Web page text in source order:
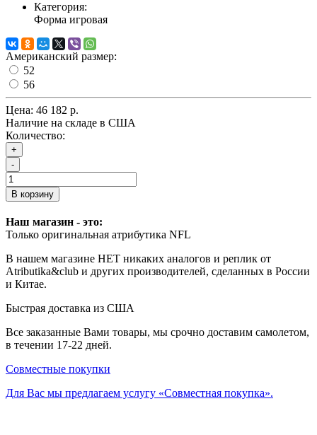
Категория:
Форма игровая
Американский размер:
52
56
Цена: 46 182 р.
Наличие на складе в США
Количество:
+
-
В корзину
Наш магазин - это:
Только оригинальная атрибутика NFL
В нашем магазине НЕТ никаких аналогов и реплик от
Atributika&club и других производителей, сделанных в России
и Китае.
Быстрая доставка из США
Все заказанные Вами товары, мы срочно доставим самолетом,
в течении 17-22 дней.
Совместные покупки
Для Вас мы предлагаем услугу «Совместная покупка».